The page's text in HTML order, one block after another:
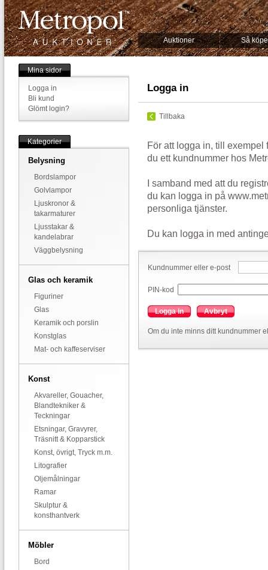
Auktioner Så
Mina sidor
Logga in
Bli kund
Glömt login?
Kategorier
Belysning
Bordslampor
Golvlampor
Ljuskronor &
takarmaturer
Ljusstakar &
kandelabrar
Väggbelysning
Glas och keramik
Figuriner
Glas
Keramik och porslin
Konstglas
Mat- och kaffeserviser
Konst
Akvareller, Gouacher,
Blandtekniker &
Teckningar
Etsningar, Gravyrer,
Träsnitt & Kopparstick
Konst, övrigt, Tryck m.m.
Litografier
Oljemålningar
Ramar
Skulptur &
konsthantverk
Möbler
Bord
Logga in
Tillbaka
För att logga in, till exempel
du ett kundnummer hos
I samband med att du
du kan logga in på
personliga tjänster.
Du kan logga in med
Kundnummer eller e-post
PIN-kod
Logga in Avbryt
Om du inte minns ditt kundnummer